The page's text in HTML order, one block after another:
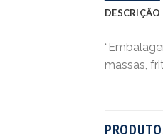
DESCRIÇÃO
massas,